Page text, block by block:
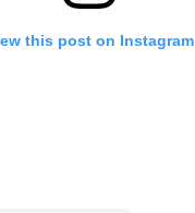
this post on Instagram